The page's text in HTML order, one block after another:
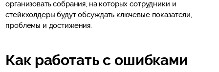
организовать собрания, на которых сотрудники и
стейкхолдеры будут обсуждать ключевые показатели,
проблемы и достижения.
Как работать с ошибками